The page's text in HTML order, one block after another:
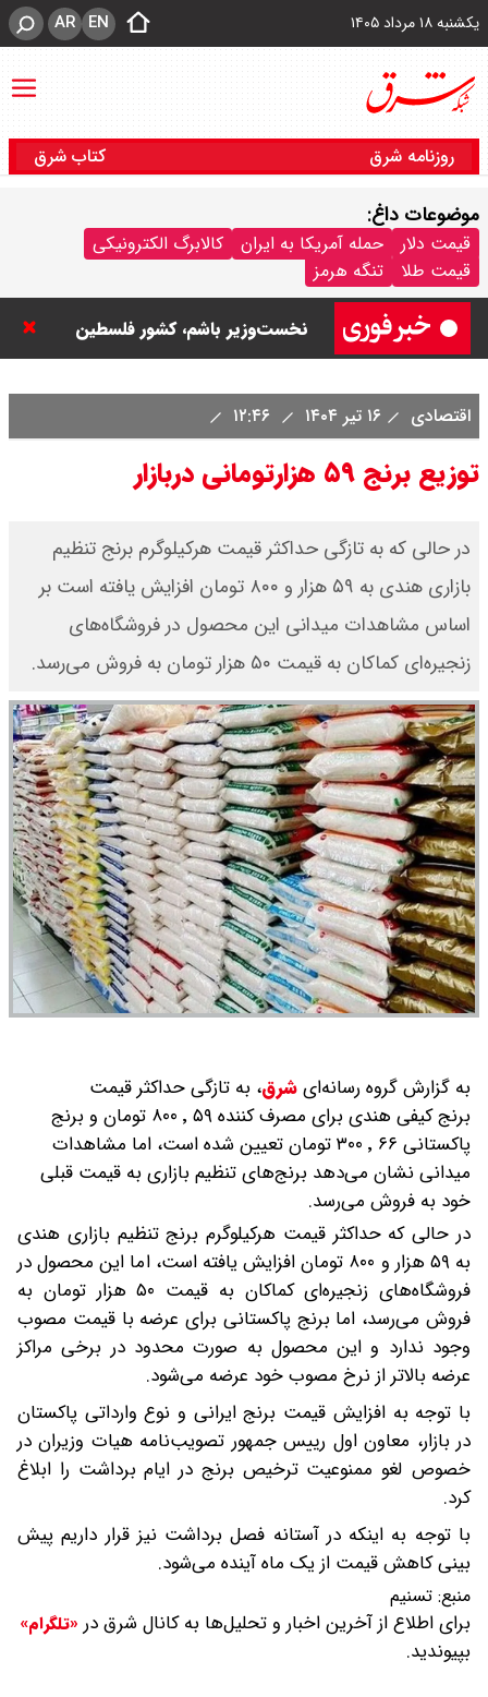
یکشنبه ۱۸ مرداد ۱۴۰۵ EN
AR
روزنامه شرق کتاب شرق
موضوعات داغ:
قیمت دلار حمله آمریکا به ایران
کالابرگ الکترونیکی
قیمت طلا
تنگه هرمز
نتانیاهو: تا زمان خلع سلاح حماس از
غزه خارج نمی‌شویم / تا زمانی که
نخست‌وزیر باشم، کشور فلسطین
ورزشگاه آزادی به نیم فصل اول لیگ
برتر می رسد ؟
سنتی جمهوری‌خواهان را از دست می
دهد؟
بنزین برای دولت چقدر تمام می شود؟
یک ادعا: برخی مالکان اجاره بها را ۶۰
درصد افزایش می دهند
اقتصادی ۱۶ تیر ۱۴۰۴
توزیع برنج ۵۹ هزارتومانی دربازار
در حالی که به تازگی حداکثر قیمت هرکیلوگرم برنج تنظیم
بازاری هندی به ۵۹ هزار و ۸۰۰ تومان افزایش یافته است بر
اساس مشاهدات میدانی این محصول در فروشگاه‌های
زنجیره‌ای کماکان به قیمت ۵۰ هزار تومان به فروش می‌رسد.
به گزارش گروه رسانه‌ایشرق، به تازگی حداکثر قیمت
برنج کیفی هندی برای مصرف‌ کننده ۵۹ ٬ ۸۰۰ تومان و برنج
پاکستانی ۶۶ ٬ ۳۰۰ تومان تعیین شده است، اما مشاهدات
میدانی نشان می‌دهد برنج‌های تنظیم بازاری به قیمت قبلی
خود به فروش می‌رسد.
در حالی که حداکثر قیمت هرکیلوگرم برنج تنظیم بازاری هندی
به ۵۹ هزار و ۸۰۰ تومان افزایش یافته است، اما این محصول در
فروشگاه‌های زنجیره‌ای کماکان به قیمت ۵۰ هزار تومان به
فروش می‌رسد، اما برنج پاکستانی برای عرضه با قیمت مصوب
وجود ندارد و این محصول به صورت محدود در برخی مراکز
عرضه بالا‌تر از نرخ مصوب خود عرضه می‌شود.
با توجه به افزایش قیمت برنج ایرانی و نوع وارداتی پاکستان
در بازار، معاون اول رییس‌ جمهور تصویب‌نامه هیات وزیران در
خصوص لغو ممنوعیت ترخیص برنج در ایام برداشت را ابلاغ
کرد.
با توجه به اینکه در آستانه فصل برداشت نیز قرار داریم پیش
بینی کاهش قیمت از یک ماه آینده می‌شود.
منبع: تسنیم
برای اطلاع از آخرین اخبار و تحلیل‌ها به کانال شرق در «تلگرام»
بپیوندید.